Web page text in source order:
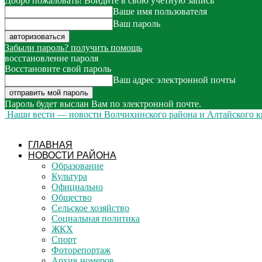
Ваше имя пользователя
Ваш пароль
Забыли пароль? получить помощь
восстановление пароля
Восстановите свой пароль
Ваш адрес электронной почты
Пароль будет выслан Вам по электронной почте.
Наши вести — новости Волчихинского района и Алтайского
ГЛАВНАЯ
НОВОСТИ РАЙОНА
Образование
Культура
Официально
Общество
Сельское хозяйство
Социальная политика
ЖКХ
Спорт
Фоторепортаж